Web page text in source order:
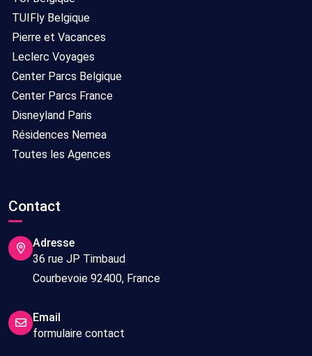
TUIFly Belgique
Pierre et Vacances
Leclerc Voyages
Center Parcs Belgique
Center Parcs France
Disneyland Paris
Résidences Nemea
Toutes les Agences
Contact
Adresse
36 rue JP Timbaud
Courbevoie 92400, France
Email
formulaire contact